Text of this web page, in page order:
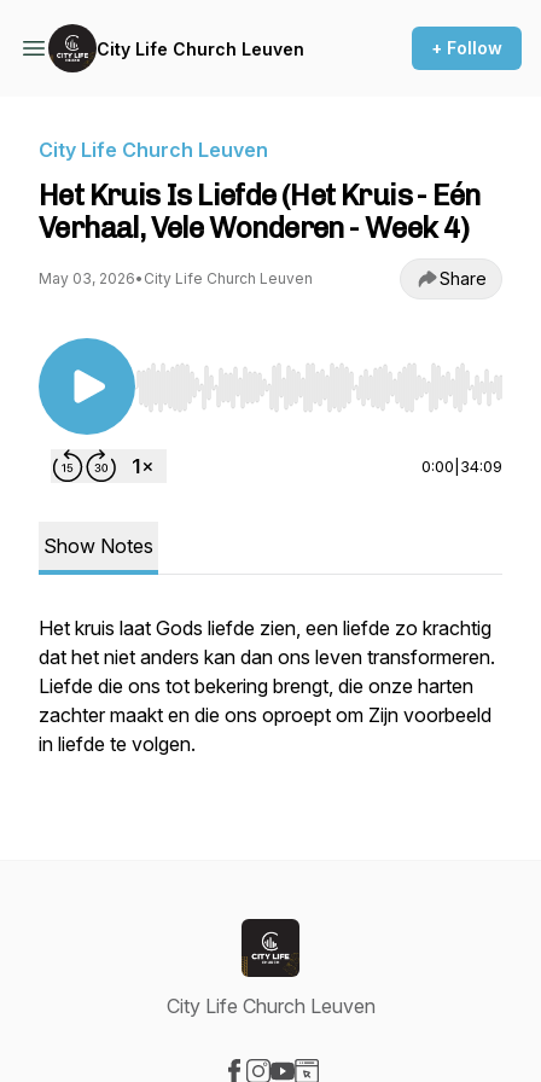
City Life Church Leuven + Follow
City Life Church Leuven
Het Kruis Is Liefde (Het Kruis - Eén
Verhaal, Vele Wonderen - Week 4)
May 03, 2026• City Life Church Leuven Share
Use Left/Right to seek, Home/End to jump to
0:00 34:09
Show Notes
Het kruis laat Gods liefde zien, een liefde zo krachtig
dat het niet anders kan dan ons leven transformeren.
Liefde die ons tot bekering brengt, die onze harten
zachter maakt en die ons oproept om Zijn voorbeeld
in liefde te volgen.
City Life Church Leuven